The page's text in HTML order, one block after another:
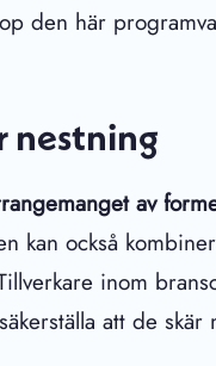
den här
nestning
av
kan också
inom
att de skär